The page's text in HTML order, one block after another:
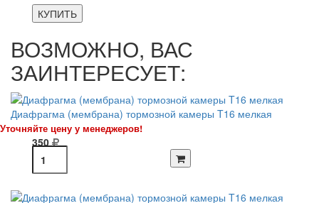
КУПИТЬ
ВОЗМОЖНО, ВАС
ЗАИНТЕРЕСУЕТ:
Диафрагма (мембрана) тормозной камеры T16 мелкая
Уточняйте цену у менеджеров!
350